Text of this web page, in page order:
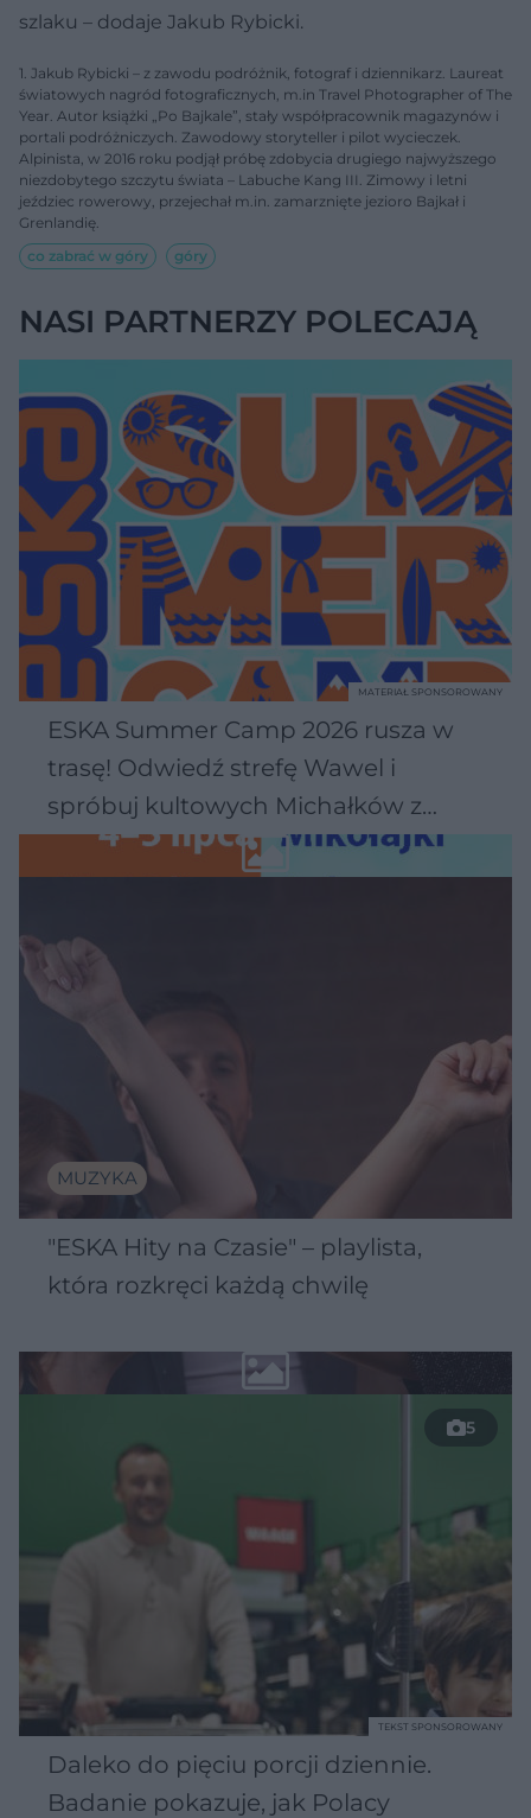
szlaku – dodaje Jakub Rybicki.
1. Jakub Rybicki – z zawodu podróżnik, fotograf i dziennikarz. Laureat
światowych nagród fotograficznych, m.in Travel Photographer of The
Year. Autor książki „Po Bajkale”, stały współpracownik magazynów i
portali podróżniczych. Zawodowy storyteller i pilot wycieczek.
Alpinista, w 2016 roku podjął próbę zdobycia drugiego najwyższego
niezdobytego szczytu świata – Labuche Kang III. Zimowy i letni
jeździec rowerowy, przejechał m.in. zamarznięte jezioro Bajkał i
Grenlandię.
co zabrać w góry
góry
NASI PARTNERZY POLECAJĄ
ESKA Summer Camp 2026 rusza w
trasę! Odwiedź strefę Wawel i
spróbuj kultowych Michałków z
Wawelu
MATERIAŁ SPONSOROWANY
MUZYKA
"ESKA Hity na Czasie" – playlista,
która rozkręci każdą chwilę
5
Daleko do pięciu porcji dziennie.
Badanie pokazuje, jak Polacy
TEKST SPONSOROWANY